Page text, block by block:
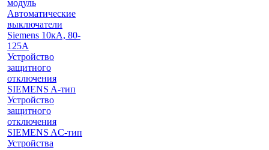
модуль
Автоматические
выключатели
Siemens 10кА, 80-
125A
Устройство
защитного
отключения
SIEMENS A-тип
Устройство
защитного
отключения
SIEMENS AС-тип
Устройства